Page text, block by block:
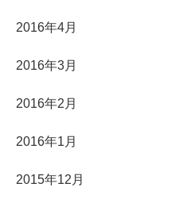
2016年4月
2016年3月
2016年2月
2016年1月
2015年12月